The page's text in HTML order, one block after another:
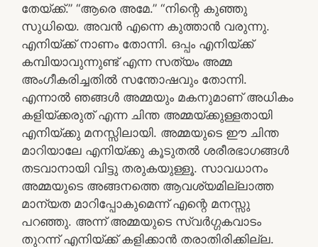
തേയ്ക്ക്.” “ആരെ അമേ.” “നിന്റെ കുഞ്ഞു
സുധിയെ. അവൻ എന്നെ കുത്താൻ വരുന്നു.
എനിയ്ക്ക് നാണം തോന്നി. ഒപ്പം എനിയ്ക്ക്
കമ്പിയാവുന്നുണ്ട് എന്ന സത്യം അമ്മ
അംഗീകരിച്ചതിൽ സന്തോഷവും തോന്നി.
എന്നാൽ ഞങ്ങൾ അമ്മയും മകനുമാണ് അധികം
കളിയ്ക്കരുത് എന്ന ചിന്ത അമ്മയ്ക്കുള്ളതായി
എനിയ്ക്കു മനസ്സിലായി. അമ്മയുടെ ഈ ചിന്ത
മാറിയാലേ എനിയ്ക്കു കൂടുതൽ ശരീരഭാഗങ്ങൾ
തടവാനായി വിട്ടു തരുകയുള്ളൂ. സാവധാനം
അമ്മയുടെ അങ്ങനത്തെ ആവശ്യമില്ലാത്ത
മാന്യത മാറിപ്പോകുമെന്ന് എന്റെ മനസ്സു
പറഞ്ഞു. അന്ന് അമ്മയുടെ സ്വർഗ്ഗകവാടം
തുറന്ന് എനിയ്ക്ക് കളിക്കാൻ തരാതിരിക്കില്ല.